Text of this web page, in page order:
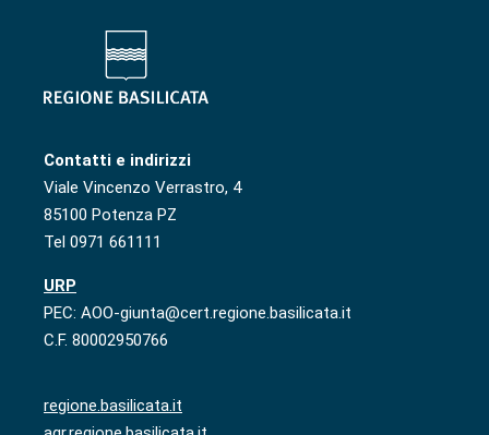
Contatti e indirizzi
Viale Vincenzo Verrastro, 4
85100 Potenza PZ
Tel 0971 661111
URP
PEC: AOO-giunta@cert.regione.basilicata.it
C.F. 80002950766
regione.basilicata.it